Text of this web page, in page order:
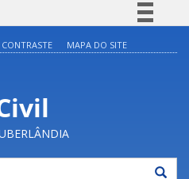
Legislação
Canais
MAPA DO SITE